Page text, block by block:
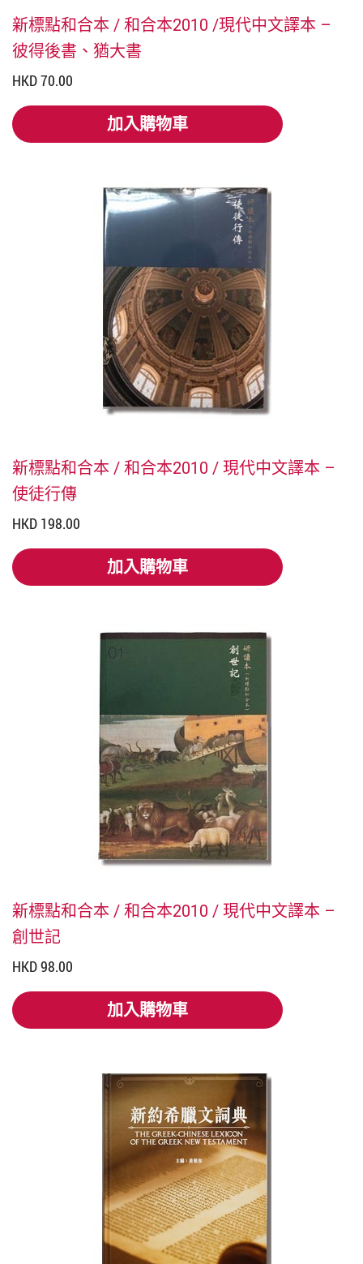
新標點和合本 / 和合本2010 /現代中文譯本 –
彼得後書、猶大書
HKD 70.00
加入購物車
加入購物車
新標點和合本 / 和合本2010 / 現代中文譯本 –
使徒行傳
HKD 198.00
加入購物車
加入購物車
新標點和合本 / 和合本2010 / 現代中文譯本 –
創世記
HKD 98.00
加入購物車
加入購物車